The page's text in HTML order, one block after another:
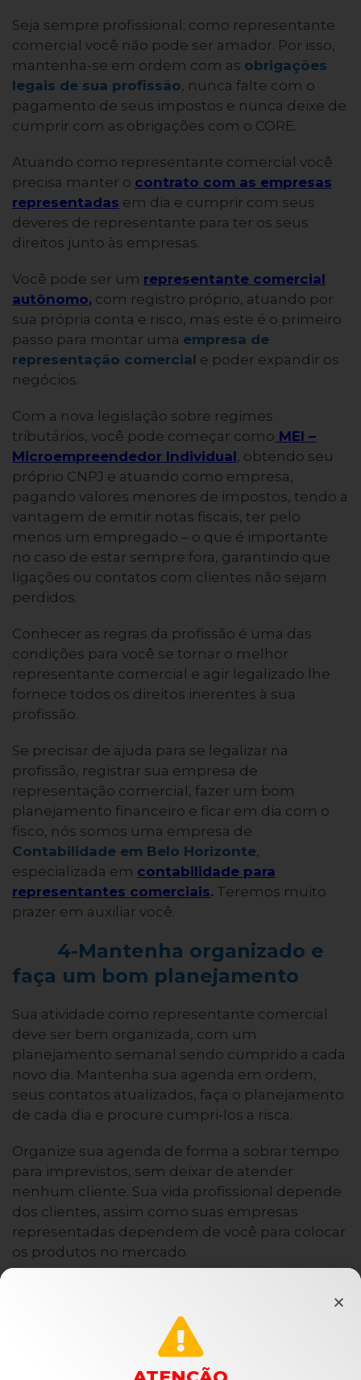
Seja sempre profissional: como representante
comercial você não pode ser amador. Por isso,
mantenha-se em ordem com as obrigações
legais de sua profissão, nunca falte com o
pagamento de seus impostos e nunca deixe de
cumprir com as obrigações com o CORE.
Atuando como representante comercial você
precisa manter o contrato com as empresas
representadas em dia e cumprir com seus
deveres de representante para ter os seus
direitos junto às empresas.
Você pode ser um representante comercial
autônomo, com registro próprio, atuando por
sua própria conta e risco, mas este é o primeiro
passo para montar uma empresa de
representação comercial e poder expandir os
negócios.
Com a nova legislação sobre regimes
tributários, você pode começar como MEI –
Microempreendedor Individual, obtendo seu
próprio CNPJ e atuando como empresa,
pagando valores menores de impostos, tendo a
vantagem de emitir notas fiscais, ter pelo
menos um empregado – o que é importante
no caso de estar sempre fora, garantindo que
ligações ou contatos com clientes não sejam
perdidos.
Conhecer as regras da profissão é uma das
condições para você se tornar o melhor
representante comercial e agir legalizado lhe
fornece todos os direitos inerentes à sua
profissão.
Se precisar de ajuda para se legalizar na
profissão, registrar sua empresa de
representação comercial, fazer um bom
planejamento financeiro e ficar em dia com o
fisco, nós somos uma empresa de
Contabilidade em Belo Horizonte,
especializada em contabilidade para
representantes comerciais. Teremos muito
prazer em auxiliar você.
4-Mantenha organizado e
faça um bom planejamento
Sua atividade como representante comercial
deve ser bem organizada, com um
planejamento semanal sendo cumprido a cada
novo dia. Mantenha sua agenda em ordem,
seus contatos atualizados, faça o planejamento
de cada dia e procure cumpri-los a risca.
Organize sua agenda de forma a sobrar tempo
para imprevistos, sem deixar de atender
nenhum cliente. Sua vida profissional depende
dos clientes, assim como suas empresas
representadas dependem de você para colocar
os produtos no mercado.
muito mais simples e mais rápido. Assim, você
poderá colocar no papel suas obrigações
diárias, o tempo que vai levar para cumprir cada